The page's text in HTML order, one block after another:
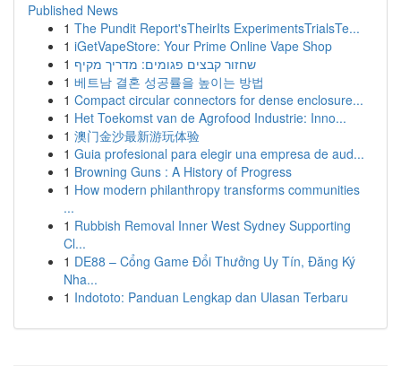
Published News
1 The Pundit Report'sTheirIts ExperimentsTrialsTe...
1 iGetVapeStore: Your Prime Online Vape Shop
1 שחזור קבצים פגומים: מדריך מקיף
1 베트남 결혼 성공률을 높이는 방법
1 Compact circular connectors for dense enclosure...
1 Het Toekomst van de Agrofood Industrie: Inno...
1 澳门金沙最新游玩体验
1 Guia profesional para elegir una empresa de aud...
1 Browning Guns : A History of Progress
1 How modern philanthropy transforms communities
...
1 Rubbish Removal Inner West Sydney Supporting
Cl...
1 DE88 – Cổng Game Đổi Thưởng Uy Tín, Đăng Ký
Nha...
1 Indototo: Panduan Lengkap dan Ulasan Terbaru